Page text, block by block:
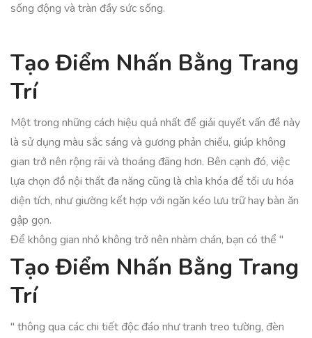
sống động và tràn đầy sức sống.
Tạo Điểm Nhấn Bằng Trang
Trí
Một trong những cách hiệu quả nhất để giải quyết vấn đề này
là sử dụng màu sắc sáng và gương phản chiếu, giúp không
gian trở nên rộng rãi và thoáng đãng hơn. Bên cạnh đó, việc
lựa chọn đồ nội thất đa năng cũng là chìa khóa để tối ưu hóa
diện tích, như giường kết hợp với ngăn kéo lưu trữ hay bàn ăn
gập gọn.
Để không gian nhỏ không trở nên nhàm chán, bạn có thể "
Tạo Điểm Nhấn Bằng Trang
Trí
" thông qua các chi tiết độc đáo như tranh treo tường, đèn